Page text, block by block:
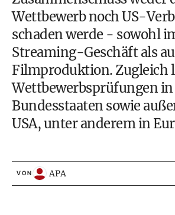
Wettbewerb noch US-
schaden werde - sowohl
Streaming-Geschäft als
Filmproduktion. Zugleich
Wettbewerbsprüfungen
Bundesstaaten sowie
USA, unter anderem in
VON APA